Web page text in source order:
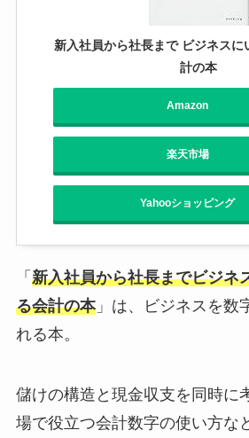
新入社員から社長まで ビジネスに
計の本
Amazon
楽天市場
Yahooショッピング
「 新入社員から社長までビジネ
る会計の本」は、ビジネスを数
れる本。
儲けの構造と現金収支を同時に
場で役立つ会計数字の使い方な